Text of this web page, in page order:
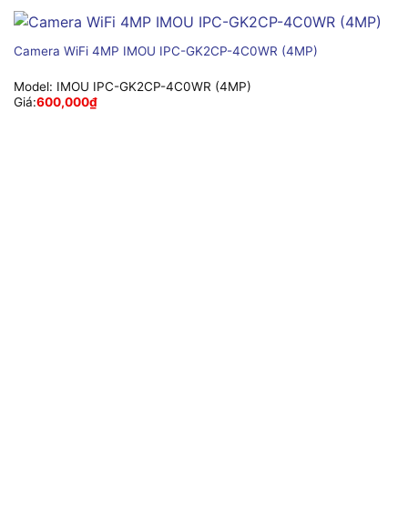
Camera WiFi 4MP IMOU IPC-GK2CP-4C0WR (4MP)
Model: IMOU IPC-GK2CP-4C0WR (4MP)
Giá:600,000₫